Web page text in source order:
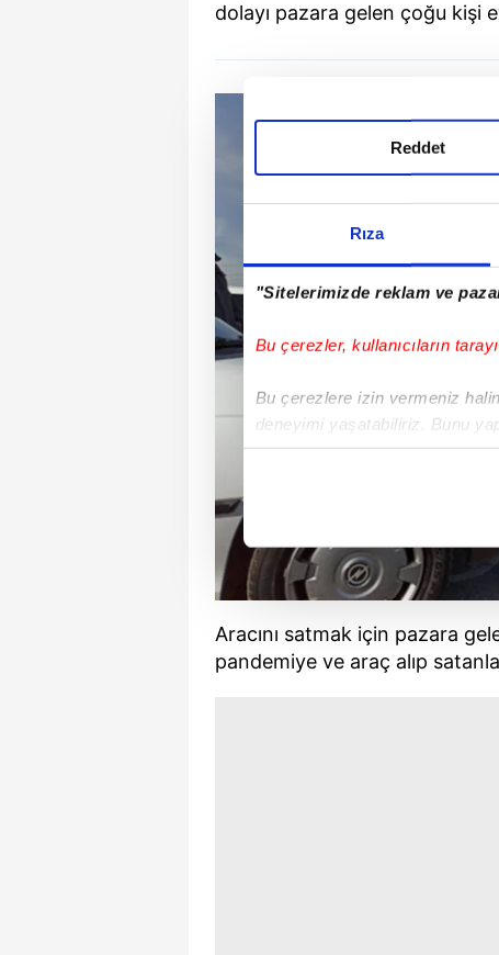
Rıza
"Sitelerimizde reklam ve
Bu çerezler, kullanıcıların
Bu çerezlere izin vermeniz
deneyimi yaşatabiliriz. Bunu
içerikleri sunabilmek adına
Sizlere daha iyi bir hizmet
amacıyla kullanılmaktadır.
reklam/pazarlama faaliyetlerinin
Reddet
dolayı pazara gelen çoğu kişi
Aracını satmak için pazara
pandemiye ve araç alıp